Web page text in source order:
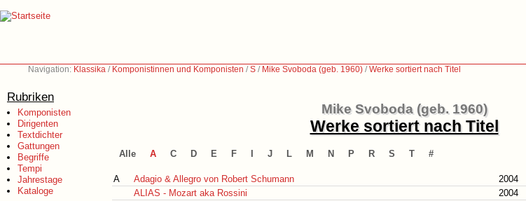
Navigation: Klassika / Komponistinnen und Komponisten /S / Mike Svoboda (geb. 1960) /Werke sortiert nach Titel
Rubriken
Komponisten
Dirigenten
Textdichter
Gattungen
Begriffe
Tempi
Jahrestage
Kataloge
Mike Svoboda (geb. 1960)
Werke sortiert nach Titel
Alle A C D E F J L M N P R S T #
A Adagio & Allegro von Robert Schumann 2004
ALIAS - Mozart aka Rossini
2004